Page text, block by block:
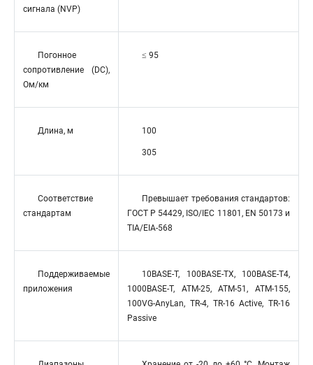
сигнала (NVP)
Погонное
сопротивление (DC),
Ом/км
≤ 95
Длина, м 100
305
Соответствие
стандартам
Превышает требования стандартов:
ГОСТ Р 54429, ISO/IEC 11801, EN 50173 и
TIA/EIA-568
Поддерживаемые
приложения
10BASE-T, 100BASE-TX, 100BASE-T4,
1000BASE-T, ATM-25, ATM-51, ATM-155,
100VG-AnyLan, TR-4, TR-16 Active, TR-16
Passive